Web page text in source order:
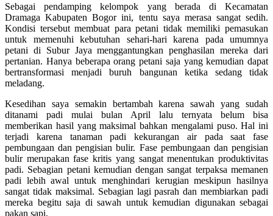
Sebagai pendamping kelompok yang berada di Kecamatan
Dramaga Kabupaten Bogor ini, tentu saya merasa sangat sedih.
Kondisi tersebut membuat para petani tidak memiliki pemasukan
untuk memenuhi kebutuhan sehari-hari karena pada umumnya
petani di Subur Jaya menggantungkan penghasilan mereka dari
pertanian. Hanya beberapa orang petani saja yang kemudian dapat
bertransformasi menjadi buruh bangunan ketika sedang tidak
meladang.
Kesedihan saya semakin bertambah karena sawah yang sudah
ditanami padi mulai bulan April lalu ternyata belum bisa
memberikan hasil yang maksimal bahkan mengalami puso. Hal ini
terjadi karena tanaman padi kekurangan air pada saat fase
pembungaan dan pengisian bulir. Fase pembungaan dan pengisian
bulir merupakan fase kritis yang sangat menentukan produktivitas
padi. Sebagian petani kemudian dengan sangat terpaksa memanen
padi lebih awal untuk menghindari kerugian meskipun hasilnya
sangat tidak maksimal. Sebagian lagi pasrah dan membiarkan padi
mereka begitu saja di sawah untuk kemudian digunakan sebagai
pakan sapi.